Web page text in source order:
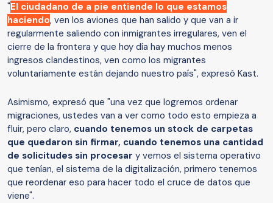
"El ciudadano de a pie entiende lo que estamos
haciendo, ven los aviones que han salido y que van a ir
regularmente saliendo con inmigrantes irregulares, ven el
cierre de la frontera y que hoy día hay muchos menos
ingresos clandestinos, ven como los migrantes
voluntariamente están dejando nuestro país", expresó Kast.
Asimismo, expresó que "una vez que logremos ordenar
migraciones, ustedes van a ver como todo esto empieza a
fluir, pero claro, cuando tenemos un stock de carpetas
que quedaron sin firmar, cuando tenemos una cantidad
de solicitudes sin procesar y vemos el sistema operativo
que tenían, el sistema de la digitalización, primero tenemos
que reordenar eso para hacer todo el cruce de datos que
viene".